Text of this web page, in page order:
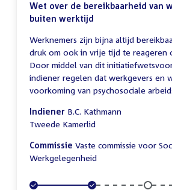
Wet over de bereikbaarheid van
buiten werktijd
Werknemers zijn bijna altijd
druk om ook in vrije tijd te reageren
Door middel van dit
indiener regelen dat werkgevers en
voorkoming van psychosociale
Indiener B.C. Kathmann
Tweede Kamerlid
Commissie Vaste commissie voor
Werkgelegenheid